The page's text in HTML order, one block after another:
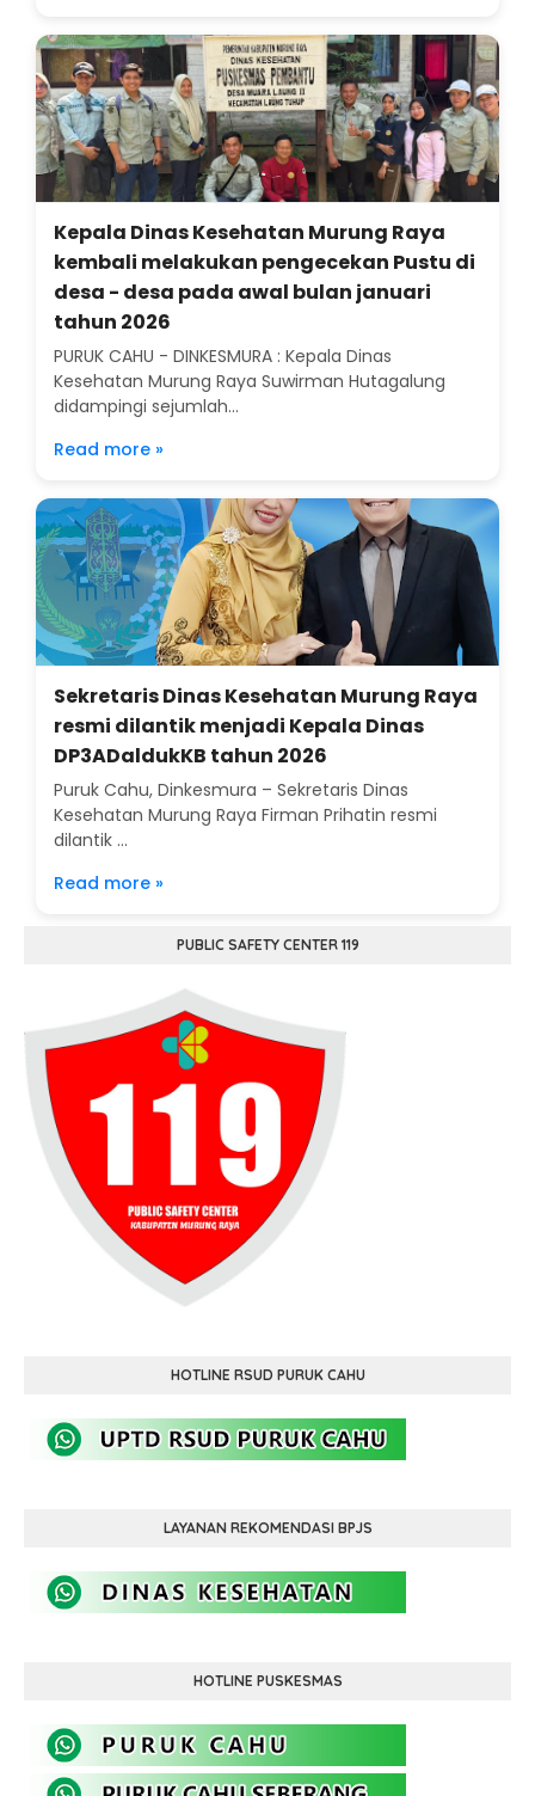
Kepala Dinas Kesehatan Murung Raya
kembali melakukan pengecekan Pustu di
desa - desa pada awal bulan januari
tahun 2026
PURUK CAHU - DINKESMURA : Kepala Dinas
Kesehatan Murung Raya Suwirman Hutagalung
didampingi sejumlah...
Read more »
Sekretaris Dinas Kesehatan Murung Raya
resmi dilantik menjadi Kepala Dinas
DP3ADaldukKB tahun 2026
Puruk Cahu, Dinkesmura – Sekretaris Dinas
Kesehatan Murung Raya Firman Prihatin resmi
dilantik ...
Read more »
PUBLIC SAFETY CENTER 119
HOTLINE RSUD PURUK CAHU
LAYANAN REKOMENDASI BPJS
HOTLINE PUSKESMAS